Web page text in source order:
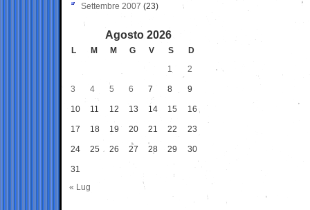
Settembre 2007 (23)
Agosto 2026
L M M G V S
D
1
2
3 4 5 6 7 8 9
10 11 12 13 14 15 16
17 18 19 20 21 22 23
24 25 26 27 28 29 30
31
« Lug